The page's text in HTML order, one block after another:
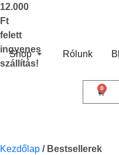
12.000
Ft
felett
ingyenes
szállítás!
Shop Rólunk
0
Kezdőlap / Bestsellerek